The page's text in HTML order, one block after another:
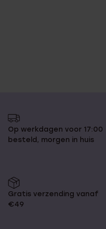
Op werkdagen voor 17:00
besteld, morgen in huis
Gratis verzending vanaf
€49